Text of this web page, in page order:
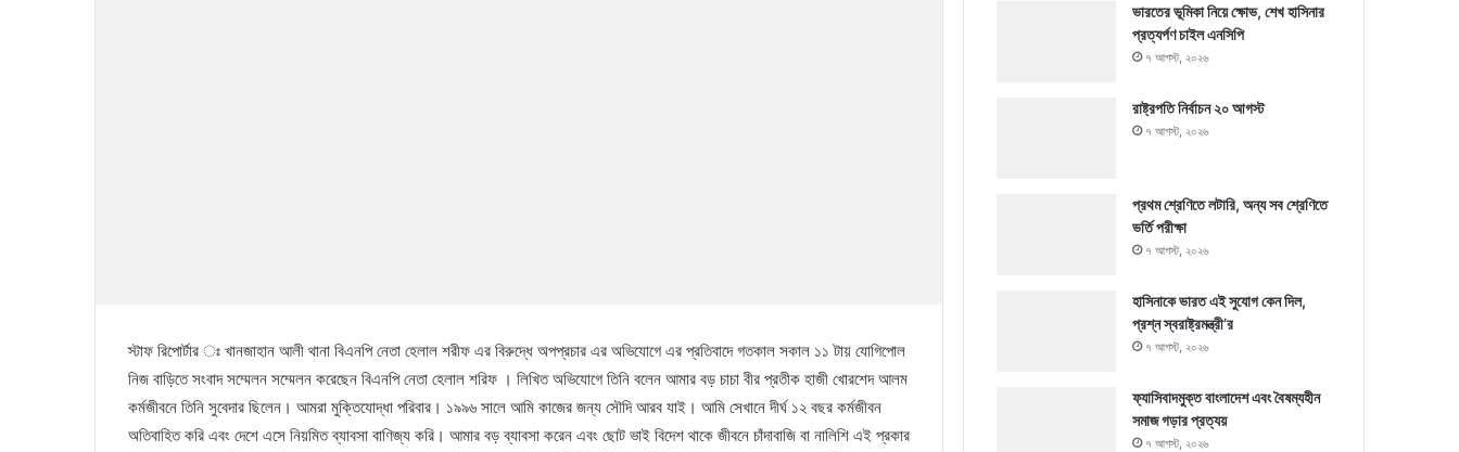
স্টাফ রিপোর্টার ঃ খানজাহান আলী থানা বিএনপি নেতা হেলাল শরীফ এর বিরুদ্ধে অপপ্রচার এর অভিযোগে এর প্রতিবাদে গতকাল সকাল ১১ টায় যোগিপোল
নিজ বাড়িতে সংবাদ সম্মেলন সম্মেলন করেছেন বিএনপি নেতা হেলাল শরিফ । লিখিত অভিযোগে তিনি বলেন আমার বড় চাচা বীর প্রতীক হাজী খোরশেদ আলম
কর্মজীবনে তিনি সুবেদার ছিলেন। আমরা মুক্তিযোদ্ধা পরিবার। ১৯৯৬ সালে আমি কাজের জন্য সৌদি আরব যাই। আমি সেখানে দীর্ঘ ১২ বছর কর্মজীবন
অতিবাহিত করি এবং দেশে এসে নিয়মিত ব্যাবসা বাণিজ্য করি। আমার বড় ব্যাবসা করেন এবং ছোট ভাই বিদেশ থাকে জীবনে চাঁদাবাজি বা নালিশি এই প্রকার
ভারতের ভূমিকা নিয়ে ক্ষোভ, শেখ হাসিনার
প্রত্যর্পণ চাইল এনসিপি
৭ আগস্ট, ২০২৬
রাষ্ট্রপতি নির্বাচন ২০ আগস্ট
৭ আগস্ট, ২০২৬
প্রথম শ্রেণিতে লটারি, অন্য সব শ্রেণিতে
ভর্তি পরীক্ষা
৭ আগস্ট, ২০২৬
হাসিনাকে ভারত এই সুযোগ কেন দিল,
প্রশ্ন স্বরাষ্ট্রমন্ত্রী’র
৭ আগস্ট, ২০২৬
ফ্যাসিবাদমুক্ত বাংলাদেশ এবং বৈষম্যহীন
সমাজ গড়ার প্রত্যয়
৭ আগস্ট, ২০২৬